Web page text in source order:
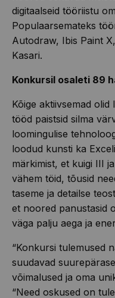
digitaalseid tööriistu
Populaarsemateks
Autodraw, Ibis Paint
Kasari.
Konkursil osaleti 89
Kõige aktiivsemad
tööd paistsid silma
loomingulise
loodud kunsti ka
märkimist, et kuigi III
vähem töid, tõusid
taseme ja detailse
et noored panustasid
väga palju aega ja
“Konkursi tulemused
suudavad
võimalused ja oma
“Need oskused on